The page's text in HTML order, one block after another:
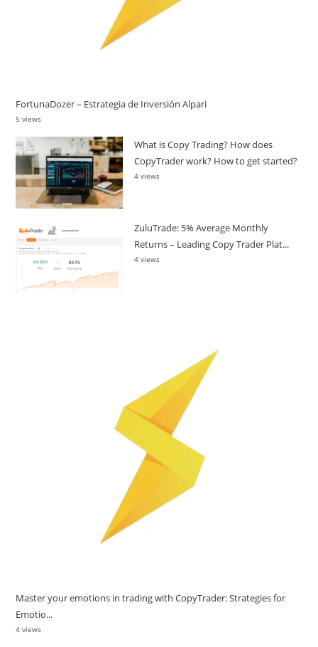
FortunaDozer – Estrategia de Inversión Alpari
5 views
What is Copy Trading? How does
CopyTrader work? How to get started?
4 views
ZuluTrade: 5% Average Monthly
Returns – Leading Copy Trader Plat...
4 views
Master your emotions in trading with CopyTrader: Strategies for
Emotio...
4 views